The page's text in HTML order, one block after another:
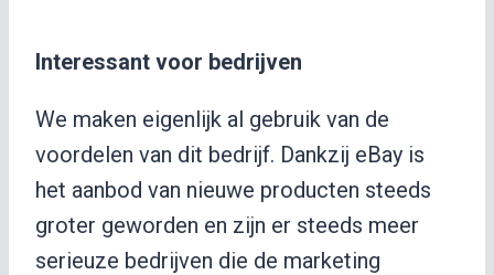
Interessant voor bedrijven
We maken eigenlijk al gebruik van de
voordelen van dit bedrijf. Dankzij eBay is
het aanbod van nieuwe producten steeds
groter geworden en zijn er steeds meer
serieuze bedrijven die de marketing